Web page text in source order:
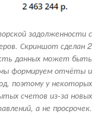
задолженности с
Скриншот сделан 2
данных может быть
формируем отчёты и
поэтому у некоторых
счетов из-за новых
а не просрочек.